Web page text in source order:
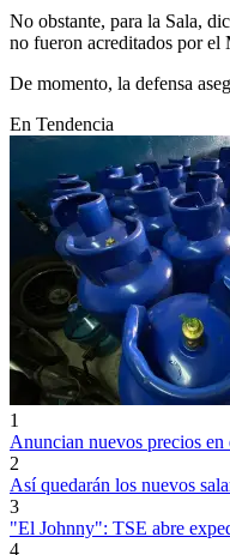
No obstante, para la Sala,
no fueron acreditados por el
De momento, la defensa
En Tendencia
1
Anuncian nuevos precios en
2
Así quedarán los nuevos
3
"El Johnny": TSE abre
4